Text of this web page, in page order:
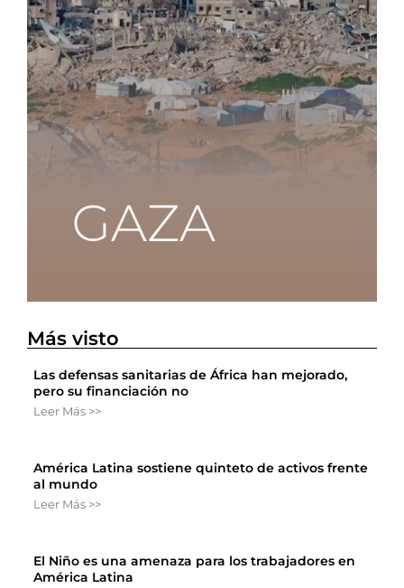
Más visto
Las defensas sanitarias de África han mejorado,
pero su financiación no
Leer Más >>
América Latina sostiene quinteto de activos frente
al mundo
Leer Más >>
El Niño es una amenaza para los trabajadores en
América Latina